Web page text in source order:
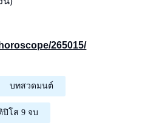
265015/
บทสวดมนต์
ปิโส 9 จบ